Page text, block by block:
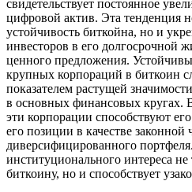
свидетельствует постоянное
цифровой актив. Эта тенденция
устойчивость биткойна, но и
инвесторов в его долгосрочной
ценного предложения.
крупных корпораций в биткоин
показателем растущей
в основных финансовых кругах.
эти корпорации способствуют
его позиции в качестве законной
диверсифицированного
институционального интереса
биткоину, но и способствует